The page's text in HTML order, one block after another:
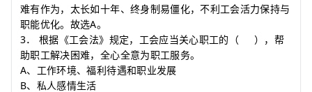
难有作为，太长如十年、终身制易僵化，不利工会活力保持与
职能优化。故选A。
3． 根据《工会法》规定，工会应当关心职工的 （ ）
，帮
助职工解决困难，全心全意为职工服务。
A、工作环境、福利待遇和职业发展
B、私人感情生活